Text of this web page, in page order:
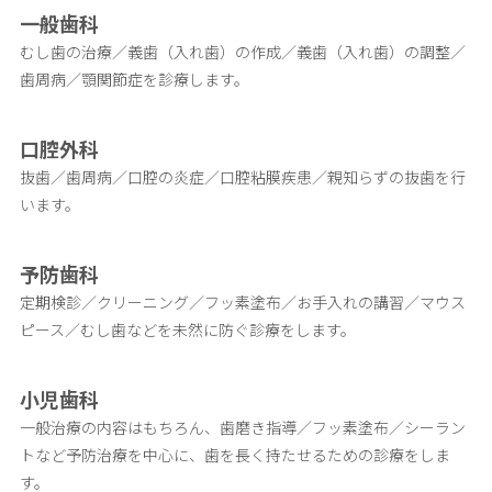
一般歯科
むし歯の治療／義歯（入れ歯）の作成／義歯（入れ歯）の調整／
歯周病／顎関節症を診療します。
口腔外科
抜歯／歯周病／口腔の炎症／口腔粘膜疾患／親知らずの抜歯を行
います。
予防歯科
定期検診／クリーニング／フッ素塗布／お手入れの講習／マウス
ピース／むし歯などを未然に防ぐ診療をします。
小児歯科
一般治療の内容はもちろん、歯磨き指導／フッ素塗布／シーラン
トなど予防治療を中心に、歯を長く持たせるための診療をしま
す。